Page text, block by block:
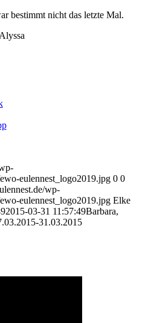
bestimmt nicht das letzte Mal.
eulennest_logo2019.jpg 0 0
wp-
eulennest_logo2019.jpg Elke
2015-03-31 11:57:49Barbara,
31.03.2015